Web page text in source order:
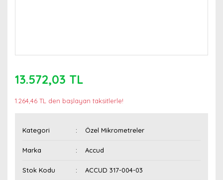
13.572,03 TL
1.264,46 TL den başlayan taksitlerle!
Kategori Özel Mikrometreler
Marka Accud
Stok Kodu ACCUD 317-004-03